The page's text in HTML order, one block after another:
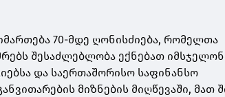
70-მდე ღონისძიება, რომელთა
შესაძლებლობა ექნებათ იმსჯელონ
და საერთაშორისო საფინანსო
მიზნების მიღწევაში, მათ